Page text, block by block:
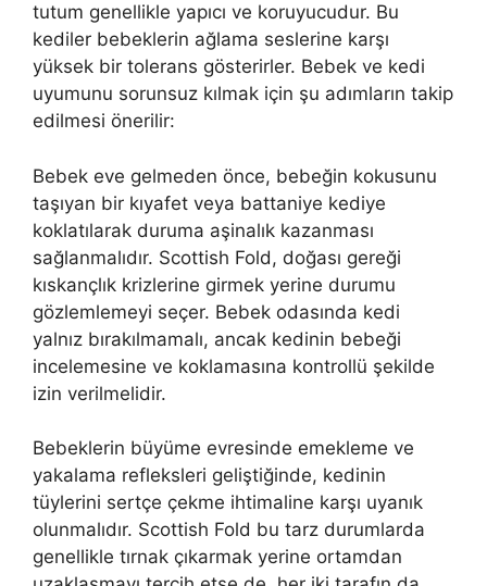
tutum genellikle yapıcı ve koruyucudur. Bu
kediler bebeklerin ağlama seslerine karşı
yüksek bir tolerans gösterirler. Bebek ve kedi
uyumunu sorunsuz kılmak için şu adımların takip
edilmesi önerilir:
Bebek eve gelmeden önce, bebeğin kokusunu
taşıyan bir kıyafet veya battaniye kediye
koklatılarak duruma aşinalık kazanması
sağlanmalıdır. Scottish Fold, doğası gereği
kıskançlık krizlerine girmek yerine durumu
gözlemlemeyi seçer. Bebek odasında kedi
yalnız bırakılmamalı, ancak kedinin bebeği
incelemesine ve koklamasına kontrollü şekilde
izin verilmelidir.
Bebeklerin büyüme evresinde emekleme ve
yakalama refleksleri geliştiğinde, kedinin
tüylerini sertçe çekme ihtimaline karşı uyanık
olunmalıdır. Scottish Fold bu tarz durumlarda
genellikle tırnak çıkarmak yerine ortamdan